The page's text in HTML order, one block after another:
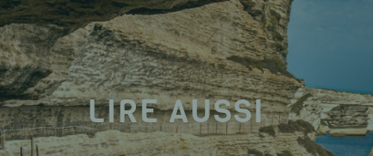
LIRE AUSSI